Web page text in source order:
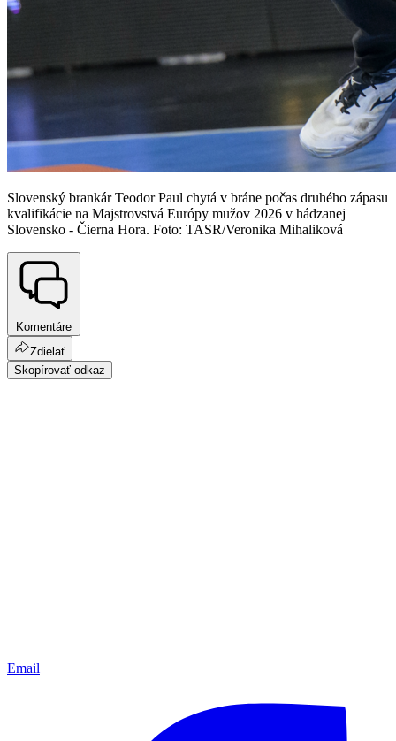
Slovenský brankár Teodor Paul chytá v bráne počas druhého zápasu
kvalifikácie na Majstrovstvá Európy mužov 2026 v hádzanej
Slovensko - Čierna Hora. Foto: TASR/Veronika Mihaliková
Komentáre
Zdielať
Skopírovať odkaz
Email